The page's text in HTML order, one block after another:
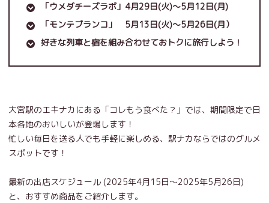
「ウメダチーズラボ」4月29日(火)～5月12日(月)
「モンテブランコ」 5月13日(火)～5月26日(月）
好きな列車と宿を組み合わせておトクに旅行しよう！
大宮駅のエキナカにある「コレもう食べた？」では、期間限定で日
本各地のおいしいが登場します！
忙しい毎日を送る人でも手軽に楽しめる、駅ナカならではのグルメ
スポットです！
最新の出店スケジュール (2025年4月15日～2025年5月26日)
と、おすすめ商品をご紹介します。